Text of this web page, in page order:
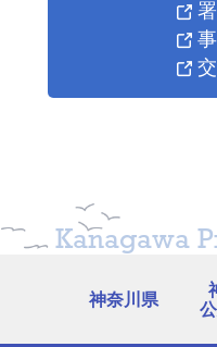
Kanagawa
神奈川県